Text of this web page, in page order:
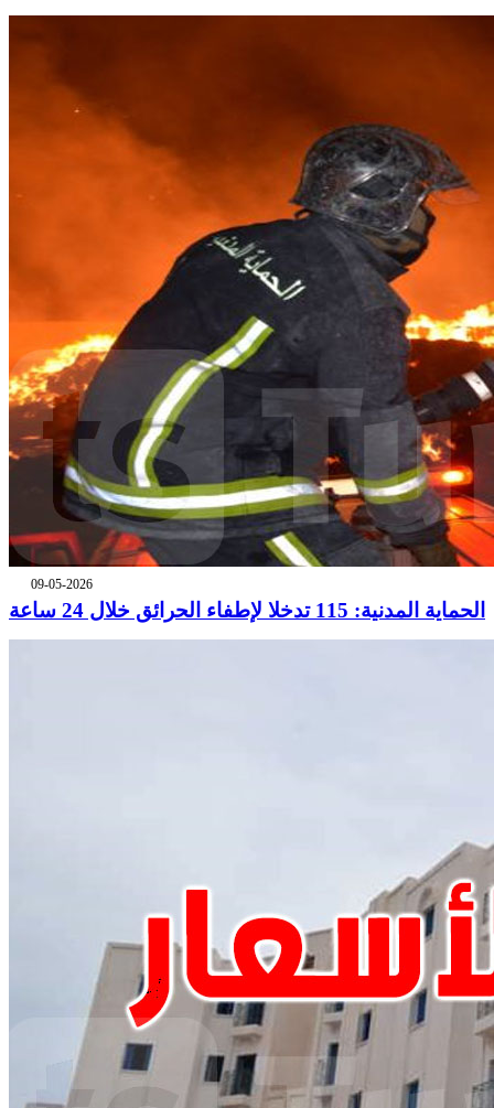
09-05-2026
الحماية المدنية: 115 تدخلا لإطفاء الحرائق خلال 24 ساعة